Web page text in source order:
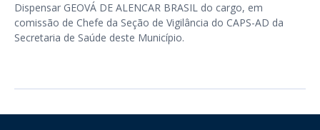
Dispensar GEOVÁ DE ALENCAR BRASIL do cargo, em
comissão de Chefe da Seção de Vigilância do CAPS-AD da
Secretaria de Saúde deste Município.